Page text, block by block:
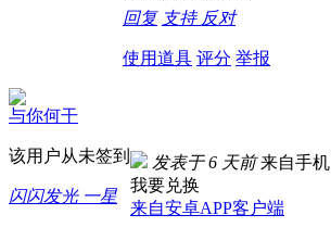
回复 支持 反对
使用道具 评分 举报
与你何干
该用户从未签到
闪闪发光 一星
发表于6 天前 来自手机
我要兑换
来自安卓APP客户端